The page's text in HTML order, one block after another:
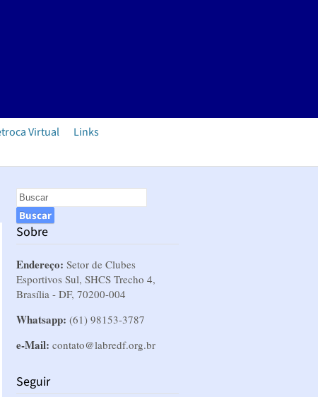
Virtual
Links
Sobre
Endereço: Setor de Clubes
Esportivos Sul, SHCS Trecho 4,
Brasília - DF, 70200-004
Whatsapp: (61) 98153-3787
e-Mail: contato@labredf.org.br
Seguir